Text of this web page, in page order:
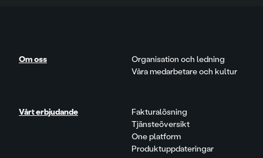
Om oss
Organisation och ledning
Våra medarbetare och kultur
Vårt erbjudande
Fakturalösning
Tjänsteöversikt
One platform
Produktuppdateringar